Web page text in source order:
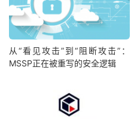
从“看见攻击”到“阻断攻击”：
MSSP正在被重写的安全逻辑